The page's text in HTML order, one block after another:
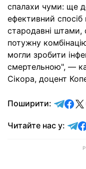
спалахи чуми: ще
ефективний спосіб
стародавні штами,
потужну
могли зробити
смертельною", —
Сікора, доцент
Поширити:
Читайте нас у: